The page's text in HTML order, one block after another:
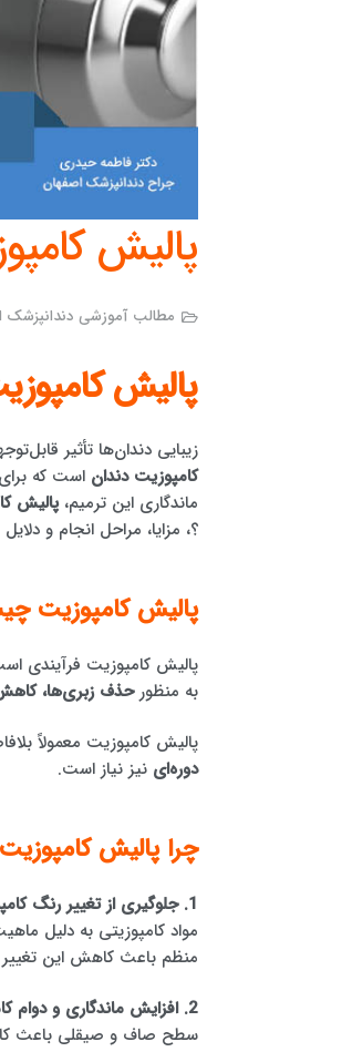
پالیش
مطالب آموزشی دندانپزشک
پالیش
زیبایی دندان‌ها تأثیر
کامپوزیت دندان است که
ماندگاری این ترمیم،پالیش
؟، مزایا، مراحل انجام و
پالیش کامپوزیت
پالیش کامپوزیت فرآیندی
به منظورحذف زبری‌ها،
پالیش کامپوزیت معمولاً
دوره‌ای نیز نیاز است.
چرا پالیش
1. جلوگیری از تغییر رنگ کامپوزیت
مواد کامپوزیتی به دلیل
منظم باعث کاهش این
2. افزایش ماندگاری و دوام کامپوزیت
سطح صاف و صیقلی باعث